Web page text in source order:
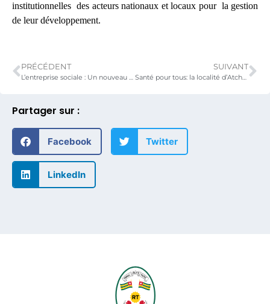
Partager sur :
Facebook Twitter
LinkedIn
institutionnelles des acteurs nationaux et locaux pour la gestion
de leur développement.
PRÉCÉDENT
L’entreprise sociale : Un nouveau levier pour le développement socio-économique
SUIVANT
Santé pour tous: la localité d’Atchavé dotée d’une USP